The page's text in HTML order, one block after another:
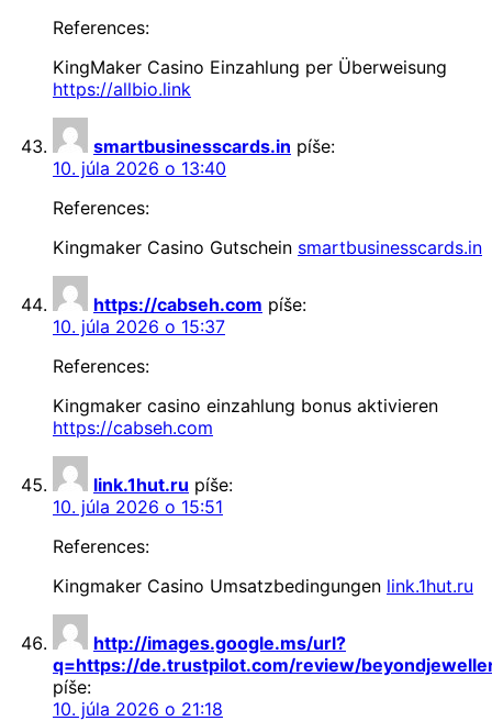
References:
KingMaker Casino Einzahlung per Überweisung
https://allbio.link
smartbusinesscards.in píše:
10. júla 2026 o 13:40
References:
Kingmaker Casino Gutschein smartbusinesscards.in
https://cabseh.com píše:
10. júla 2026 o 15:37
References:
Kingmaker casino einzahlung bonus aktivieren
https://cabseh.com
link.1hut.ru píše:
10. júla 2026 o 15:51
References:
Kingmaker Casino Umsatzbedingungen link.1hut.ru
http://images.google.ms/url?
q=https://de.trustpilot.com/review/
píše:
10. júla 2026 o 21:18